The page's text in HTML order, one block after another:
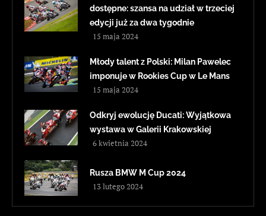
dostępne: szansa na udział w trzeciej
edycji już za dwa tygodnie
15 maja 2024
Młody talent z Polski: Milan Pawelec
imponuje w Rookies Cup w Le Mans
15 maja 2024
Odkryj ewolucję Ducati: Wyjątkowa
wystawa w Galerii Krakowskiej
6 kwietnia 2024
Rusza BMW M Cup 2024
13 lutego 2024